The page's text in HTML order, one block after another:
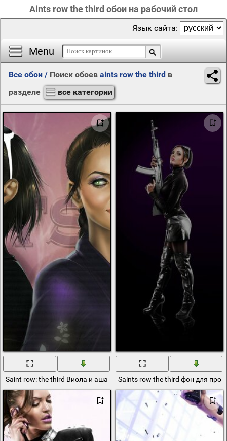
Aints row the third обои на рабочий стол
Menu
Язык сайта:
Все обои / Поиск обоев aints row the third в
разделе
все категории
Saint row: the third Виола и аша Saints row the third фон для